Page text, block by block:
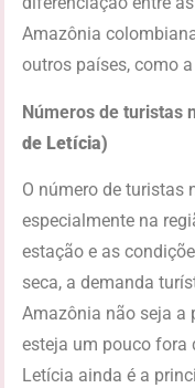
Amazônia
outros países, como
Números de turistas
de Letícia)
O número de turistas
especialmente na
estação e as
seca, a demanda
Amazônia não seja a
esteja um pouco fora
Letícia ainda é a